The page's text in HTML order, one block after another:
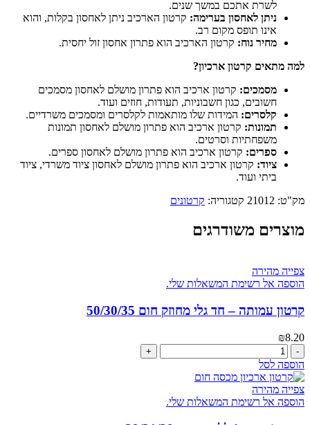
לשרת אתכם במשך שנים.
ניתן לאחסון בערימה: קרטון הארכיב ניתן לאחסון בקלות, והוא
אינו תופס מקום רב.
מחיר נוח: קרטון הארכיב הוא פתרון אחסון זול יחסית.
למה מתאים קרטון ארכיון?
מסמכים: קרטון ארכיב הוא פתרון מושלם לאחסון מסמכים
חשובים, כגון חשבוניות, תעודות, חוזים ועוד.
קלסרים: המידות שלו מותאמות לקלסרים ומסמכים משרדיים.
תמונות: קרטון ארכיב הוא פתרון מושלם לאחסון תמונות
משפחתיות וסרטים.
ספרים: קרטון ארכיב הוא פתרון מושלם לאחסון ספרים.
ציוד: קרטון ארכיב הוא פתרון מושלם לאחסון ציוד משרדי, ציוד
ביתי ועוד.
מק"ט: 21012 קטגוריה: קרטונים
מוצרים משודרגים
צפייה מהירה
הוספה אל רשימת המשאלות שלי.
קרטון עמותה – חד גלי מחוזק חום 50/30/35
₪8.20
כמות
של
קרטון
עמותה
-
הוספה לסל
צפייה מהירה
הוספה אל רשימת המשאלות שלי.